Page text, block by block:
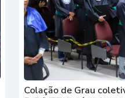
Colação de Grau